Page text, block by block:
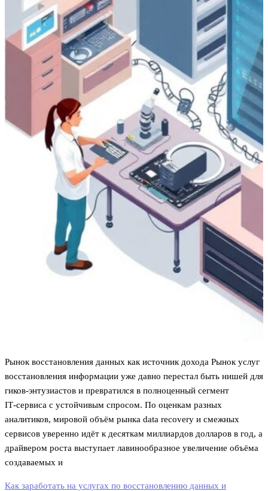
Рынок восстановления данных как источник дохода Рынок услуг
восстановления информации уже давно перестал быть нишей для
гиков‑энтузиастов и превратился в полноценный сегмент
IT‑сервиса с устойчивым спросом. По оценкам разных
аналитиков, мировой объём рынка data recovery и смежных
сервисов уверенно идёт к десяткам миллиардов долларов в год, а
драйвером роста выступает лавинообразное увеличение объёма
создаваемых и
Как заработать на услугах по восстановлению данных и